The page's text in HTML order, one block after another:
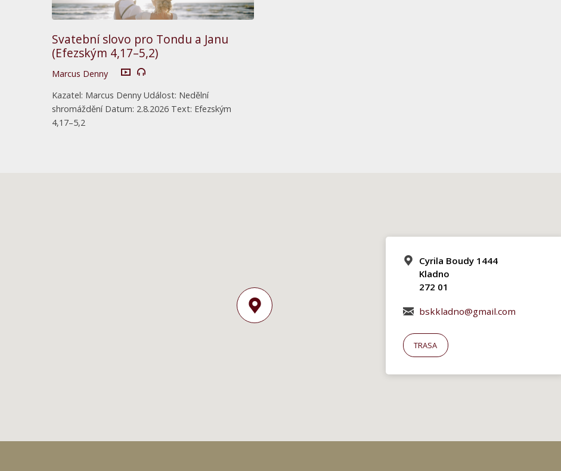
Svatební slovo pro Tondu a Janu
(Efezským 4,17–5,2)
Marcus Denny
Kazatel: Marcus Denny Událost: Nedělní
shromáždění Datum: 2.8.2026 Text: Efezským
4,17–5,2
Cyrila Boudy 1444
Kladno
272 01
bskkladno@gmail.com
TRASA